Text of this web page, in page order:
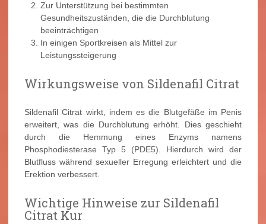
Zur Unterstützung bei bestimmten
Gesundheitszuständen, die die Durchblutung
beeinträchtigen
In einigen Sportkreisen als Mittel zur
Leistungssteigerung
Wirkungsweise von Sildenafil Citrat
Sildenafil Citrat wirkt, indem es die Blutgefäße im Penis
erweitert, was die Durchblutung erhöht. Dies geschieht
durch die Hemmung eines Enzyms namens
Phosphodiesterase Typ 5 (PDE5). Hierdurch wird der
Blutfluss während sexueller Erregung erleichtert und die
Erektion verbessert.
Wichtige Hinweise zur Sildenafil
Citrat Kur